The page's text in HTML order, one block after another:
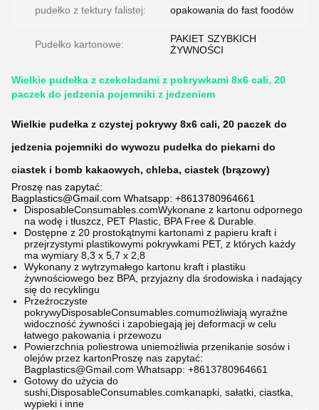
pudełko z tektury falistej: opakowania do fast foodów
Pudełko kartonowe:
PAKIET SZYBKICH
ŻYWNOŚCI
Wielkie pudełka z czekoladami z pokrywkami 8x6 cali, 20
paczek do jedzenia pojemniki z jedzeniem
Wielkie pudełka z czystej pokrywy 8x6 cali, 20 paczek do
jedzenia pojemniki do wywozu pudełka do piekarni do
ciastek i bomb kakaowych, chleba, ciastek (brązowy)
Proszę nas zapytać:
Bagplastics@Gmail.com Whatsapp: +8613780964661
DisposableConsumables.comWykonane z kartonu odpornego
na wodę i tłuszcz, PET Plastic, BPA Free & Durable.
Dostępne z 20 prostokątnymi kartonami z papieru kraft i
przejrzystymi plastikowymi pokrywkami PET, z których każdy
ma wymiary 8,3 x 5,7 x 2,8
Wykonany z wytrzymałego kartonu kraft i plastiku
żywnościowego bez BPA, przyjazny dla środowiska i nadający
się do recyklingu
Przeźroczyste
pokrywyDisposableConsumables.comumożliwiają wyraźne
widoczność żywności i zapobiegają jej deformacji w celu
łatwego pakowania i przewozu
Powierzchnia poliestrowa uniemożliwia przenikanie sosów i
olejów przez kartonProszę nas zapytać:
Bagplastics@Gmail.com Whatsapp: +8613780964661
Gotowy do użycia do
sushi, DisposableConsumables.comkanapki, sałatki, ciastka,
wypieki i inne